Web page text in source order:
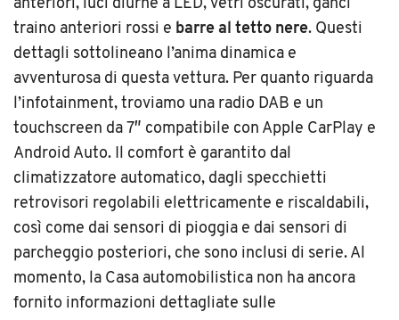
anteriori, luci diurne a LED, vetri oscurati, ganci
traino anteriori rossi e barre al tetto nere. Questi
dettagli sottolineano l’anima dinamica e
avventurosa di questa vettura. Per quanto riguarda
l’infotainment, troviamo una radio DAB e un
touchscreen da 7″ compatibile con Apple CarPlay e
Android Auto. Il comfort è garantito dal
climatizzatore automatico, dagli specchietti
retrovisori regolabili elettricamente e riscaldabili,
così come dai sensori di pioggia e dai sensori di
parcheggio posteriori, che sono inclusi di serie. Al
momento, la Casa automobilistica non ha ancora
fornito informazioni dettagliate sulle